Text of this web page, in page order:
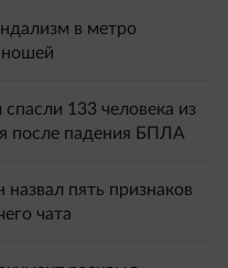
в метро
133 человека из
после падения БПЛА
пять признаков
чата